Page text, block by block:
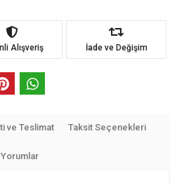
Alışveriş İade ve Değişim
ve Teslimat Taksit Seçenekleri
Yorumlar